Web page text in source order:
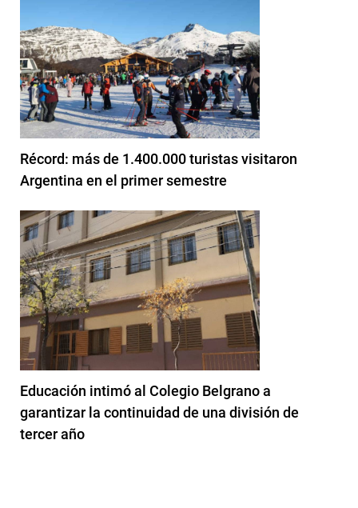
Récord: más de 1.400.000 turistas visitaron
Argentina en el primer semestre
Educación intimó al Colegio Belgrano a
garantizar la continuidad de una división de
tercer año